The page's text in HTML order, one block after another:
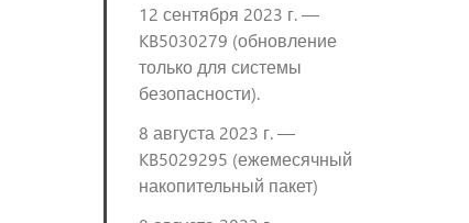
12 сентября 2023 г. —
KB5030279 (обновление
только для системы
безопасности).
8 августа 2023 г. —
KB5029295 (ежемесячный
накопительный пакет)